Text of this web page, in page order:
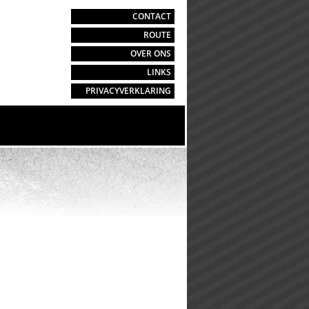
CONTACT
ROUTE
OVER ONS
LINKS
PRIVACYVERKLARING